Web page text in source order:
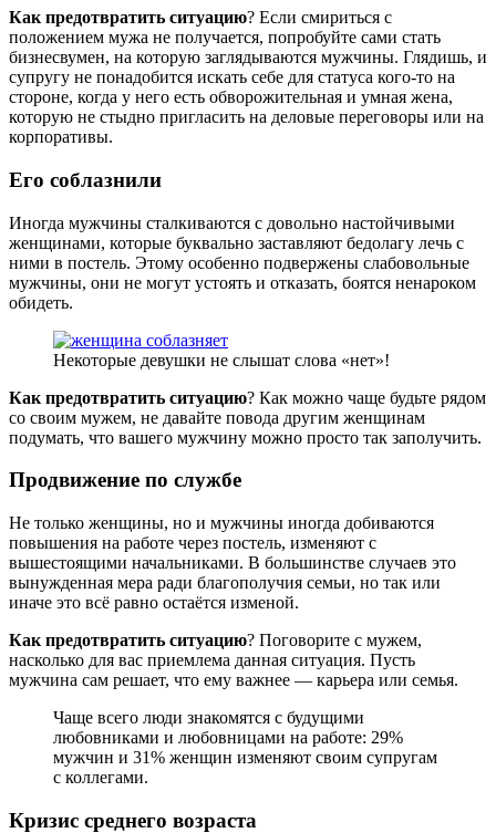
Как предотвратить ситуацию? Если смириться с
положением мужа не получается, попробуйте сами стать
бизнесвумен, на которую заглядываются мужчины. Глядишь, и
супругу не понадобится искать себе для статуса кого-то на
стороне, когда у него есть обворожительная и умная жена,
которую не стыдно пригласить на деловые переговоры или на
корпоративы.
Его соблазнили
Иногда мужчины сталкиваются с довольно настойчивыми
женщинами, которые буквально заставляют бедолагу лечь с
ними в постель. Этому особенно подвержены слабовольные
мужчины, они не могут устоять и отказать, боятся ненароком
обидеть.
Некоторые девушки не слышат слова «нет»!
Как предотвратить ситуацию? Как можно чаще будьте рядом
со своим мужем, не давайте повода другим женщинам
подумать, что вашего мужчину можно просто так заполучить.
Продвижение по службе
Не только женщины, но и мужчины иногда добиваются
повышения на работе через постель, изменяют с
вышестоящими начальниками. В большинстве случаев это
вынужденная мера ради благополучия семьи, но так или
иначе это всё равно остаётся изменой.
Как предотвратить ситуацию? Поговорите с мужем,
насколько для вас приемлема данная ситуация. Пусть
мужчина сам решает, что ему важнее — карьера или семья.
Чаще всего люди знакомятся с будущими
любовниками и любовницами на работе: 29%
мужчин и 31% женщин изменяют своим супругам
с коллегами.
Кризис среднего возраста